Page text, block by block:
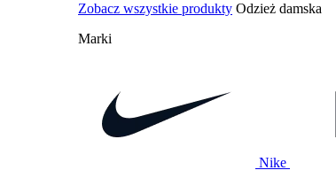
Zobacz wszystkie produkty Odzież damska
Marki
Nike